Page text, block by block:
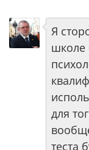
Я
школе
для
теста